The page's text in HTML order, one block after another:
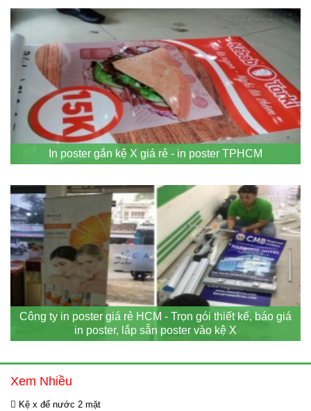
In poster gắn kệ X giá rẻ - in poster TPHCM
Công ty in poster giá rẻ HCM - Trọn gói thiết kế, báo giá
in poster, lắp sẵn poster vào kệ X
Xem Nhiều
Kệ x đế nước 2 mặt